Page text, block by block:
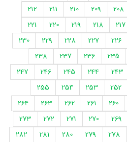
208
209
210
211
212
217
218
219
220
221
226
227
228
229
230
235
236
237
238
243
244
245
246
247
252
253
254
255
260
261
262
263
264
269
270
271
272
273
278
279
280
281
282